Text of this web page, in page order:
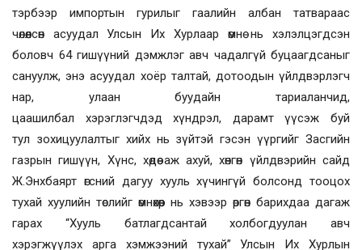
тэрбээр импортын гурилыг гаалийн албан татвараас
чөлөөлсөн асуудал Улсын Их Хурлаар өмнө нь хэлэлцэгдсэн
боловч 64 гишүүний дэмжлэг авч чадалгүй буцаагдсаныг
сануулж, энэ асуудал хоёр талтай, дотоодын үйлдвэрлэгч
нар, улаан буудайн тариаланчид,
цаашилбал хэрэглэгчдэд хүндрэл, дарамт үүсэж буй
тул зохицуулалтыг хийх нь зүйтэй гэсэн үүргийг Засгийн
газрын гишүүн, Хүнс, хөдөө аж ахуй, хөнгөн үйлдвэрийн сайд
Ж.Энхбаярт өгсний дагуу хууль хүчингүй болсонд тооцох
тухай хуулийн төслийг өмнөхөөр нь хэвээр өргөн барихдаа дагаж
гарах “Хууль батлагдсантай холбогдуулан авч
хэрэгжүүлэх арга хэмжээний тухай” Улсын Их Хурлын